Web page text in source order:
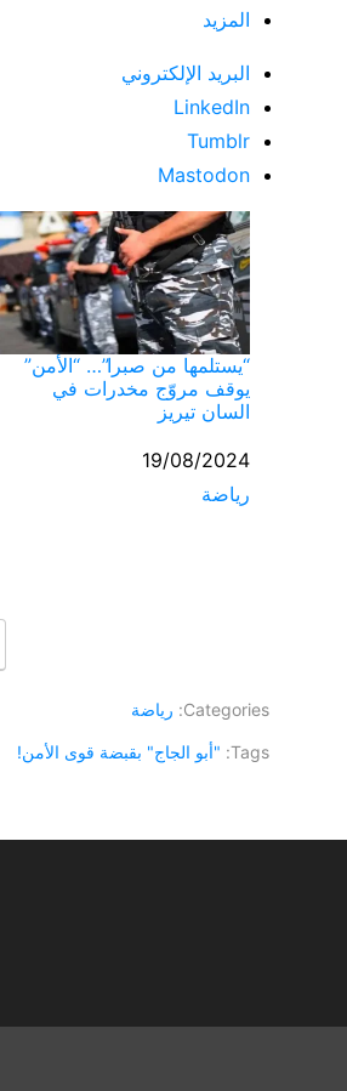
المزيد
البريد الإلكتروني
LinkedIn
Tumblr
Mastodon
“يستلمها من صبرا”… “الأمن”
يوقف مروّج مخدرات في
السان تيريز
التاريخ
19/08/2024
في ما يتعلق بما يأتي
رياضة
Categories: رياضة
Tags: "أبو الجاج" بقبضة قوى الأمن!